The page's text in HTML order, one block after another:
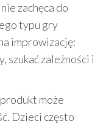
zachęca do
typu gry
improwizację:
szukać zależności i
może
Dzieci często